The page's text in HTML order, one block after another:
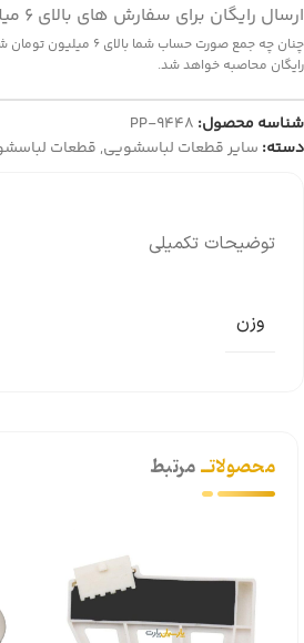
ارسال رایگان برای سفارش های بالای 6 میلیون تومان
چنان چه جمع صورت حساب
رایگان محاصبه خواهد شد.
شناسه محصول: PP-9448
دسته: سایر قطعات لباسشویی, قطعات
توضیحات تکمیلی
وزن
محصولاتــمرتبط